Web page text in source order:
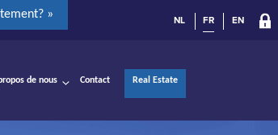
» NL FR EN
de nous Contact Real Estate